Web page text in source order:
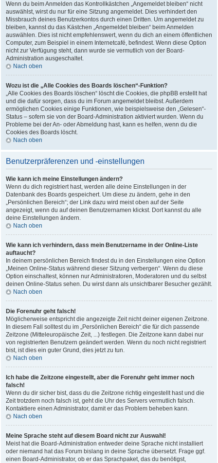
Wenn du beim Anmelden das Kontrollkästchen „Angemeldet bleiben“ nicht
auswählst, wirst du nur für eine Sitzung angemeldet. Dies verhindert den
Missbrauch deines Benutzerkontos durch einen Dritten. Um angemeldet zu
bleiben, kannst du das Kästchen „Angemeldet bleiben“ beim Anmelden
auswählen. Dies ist nicht empfehlenswert, wenn du dich an einem öffentlichen
Computer, zum Beispiel in einem Internetcafé, befindest. Wenn diese Option
nicht zur Verfügung steht, dann wurde sie vermutlich von der Board-
Administration ausgeschaltet.
Nach oben
Wozu ist die „Alle Cookies des Boards löschen“-Funktion?
„Alle Cookies des Boards löschen“ löscht die Cookies, die phpBB erstellt hat
und die dafür sorgen, dass du im Forum angemeldet bleibst. Außerdem
ermöglichen Cookies einige Funktionen, wie beispielsweise den „Gelesen“-
Status – sofern sie von der Board-Administration aktiviert wurden. Wenn du
Probleme bei der An- oder Abmeldung hast, kann es helfen, wenn du die
Cookies des Boards löscht.
Nach oben
Benutzerpräferenzen und -einstellungen
Wie kann ich meine Einstellungen ändern?
Wenn du dich registriert hast, werden alle deine Einstellungen in der
Datenbank des Boards gespeichert. Um diese zu ändern, gehe in den
„Persönlichen Bereich“; der Link dazu wird meist oben auf der Seite
angezeigt, wenn du auf deinen Benutzernamen klickst. Dort kannst du alle
deine Einstellungen ändern.
Nach oben
Wie kann ich verhindern, dass mein Benutzername in der Online-Liste
auftaucht?
In deinem persönlichen Bereich findest du in den Einstellungen eine Option
„Meinen Online-Status während dieser Sitzung verbergen“. Wenn du diese
Option einschaltest, können nur Administratoren, Moderatoren und du selbst
deinen Online-Status sehen. Du wirst dann als unsichtbarer Besucher gezählt.
Nach oben
Die Forenuhr geht falsch!
Möglicherweise entspricht die angezeigte Zeit nicht deiner eigenen Zeitzone.
In diesem Fall solltest du im „Persönlichen Bereich“ die für dich passende
Zeitzone (Mitteleuropäische Zeit, ...) festlegen. Die Zeitzone kann dabei nur
von registrierten Benutzern geändert werden. Wenn du noch nicht registriert
bist, ist dies ein guter Grund, dies jetzt zu tun.
Nach oben
Ich habe die Zeitzone eingestellt, aber die Forenuhr geht immer noch
falsch!
Wenn du dir sicher bist, dass du die Zeitzone richtig eingestellt hast und die
Zeit trotzdem noch falsch ist, geht die Uhr des Servers vermutlich falsch.
Kontaktiere einen Administrator, damit er das Problem beheben kann.
Nach oben
Meine Sprache steht auf diesem Board nicht zur Auswahl!
Meist hat die Board-Administration entweder deine Sprache nicht installiert
oder niemand hat das Forum bislang in deine Sprache übersetzt. Frage ggf.
einen Board-Administrator, ob er das Sprachpaket, das du benötigst,